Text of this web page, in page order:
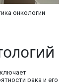
онкологии
рака и его